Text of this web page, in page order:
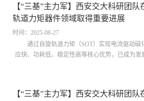
链段自由度，促进高效离子传输。此外，垂直
通过建立连续离子传输通道，能降低离子扩散阻
强度。然而，受限于不同材料的特性...
【“三基”主力军】西安交大科研团
轨道力矩器件领域取得重要进展
时间：2025-08-27
通过自旋轨道力矩（SOT）实现电流驱动磁
应快、功耗低、稳定性高等核心优势，已成为发
旋轨道耦合材料生成自旋流，对邻近铁磁层施
【“三基”主力军】西安交大科研团